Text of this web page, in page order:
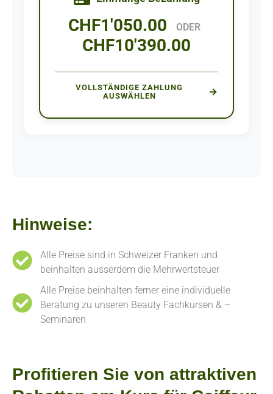
CHF1'050.00 ODER
CHF10'390.00
VOLLSTÄNDIGE ZAHLUNG
AUSWÄHLEN
Hinweise:
Alle Preise sind in Schweizer Franken und
beinhalten ausserdem die Mehrwertsteuer
Alle Preise beinhalten ferner eine individuelle
Beratung zu unseren Beauty Fachkursen & –
Seminaren
Profitieren Sie von attraktiven